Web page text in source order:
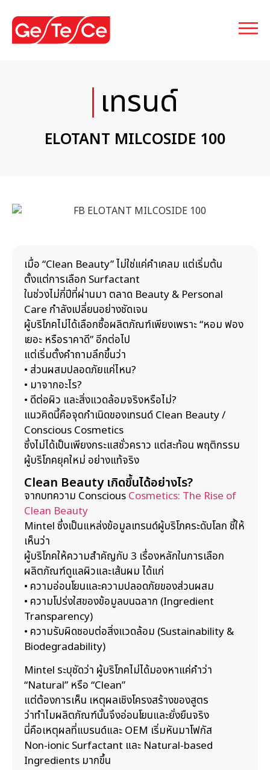
เทรนด์
ELOTANT MILCOSIDE 100
เมื่อ “Clean Beauty” ไม่ใช่แค่คำเคลม แต่เริ่มต้น
ตั้งแต่การเลือก Surfactant
ในช่วงไม่กี่ปีที่ผ่านมา ตลาด Beauty & Personal
Care กำลังเปลี่ยนอย่างชัดเจน
ผู้บริโภคไม่ได้เลือกซื้อผลิตภัณฑ์เพียงเพราะ “หอม ฟอง
เยอะ หรือราคาดี” อีกต่อไป
แต่เริ่มตั้งคำถามลึกขึ้นว่า
• ส่วนผสมปลอดภัยแค่ไหน?
• มาจากอะไร?
• ดีต่อผิว และสิ่งแวดล้อมจริงหรือไม่?
แนวคิดนี้คือจุดกำเนิดของเทรนด์ Clean Beauty /
Conscious Cosmetics
ซึ่งไม่ได้เป็นเพียงกระแสชั่วคราว แต่สะท้อน พฤติกรรม
ผู้บริโภคยุคใหม่ อย่างแท้จริง
Clean Beauty เกิดขึ้นได้อย่างไร?
จากบทความ ConsciousCosmetics: The Rise of
Clean Beauty
Mintel ซึ่งเป็นแหล่งข้อมูลเทรนด์ผู้บริโภคระดับโลก ชี้ให้
เห็นว่า
ผู้บริโภคให้ความสำคัญกับ 3 เรื่องหลักในการเลือก
ผลิตภัณฑ์ดูแลผิวและเส้นผม ได้แก่
• ความอ่อนโยนและความปลอดภัยของส่วนผสม
• ความโปร่งใสของข้อมูลบนฉลาก (Ingredient
Transparency)
• ความรับผิดชอบต่อสิ่งแวดล้อม (Sustainability &
Biodegradability)
Mintel ระบุชัดว่า ผู้บริโภคไม่ได้มองหาแค่คำว่า
“Natural” หรือ “Clean”
แต่ต้องการเห็น เหตุผลเชิงโครงสร้างของสูตร
ว่าทำไมผลิตภัณฑ์นั้นจึงอ่อนโยนและยั่งยืนจริง
นี่คือเหตุผลที่แบรนด์และ OEM เริ่มหันมาโฟกัส
Non-ionic Surfactant และ Natural-based
Ingredients มากขึ้น